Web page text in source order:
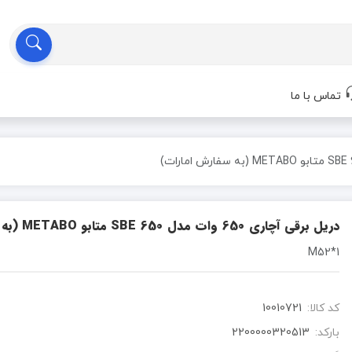
تماس با ما
دریل برقی آچاری 650 وات مدل SBE 650 متابو METABO (به سفارش امارات)
1*M52
کد کالا: 10010721
بارکد: 2200000320513